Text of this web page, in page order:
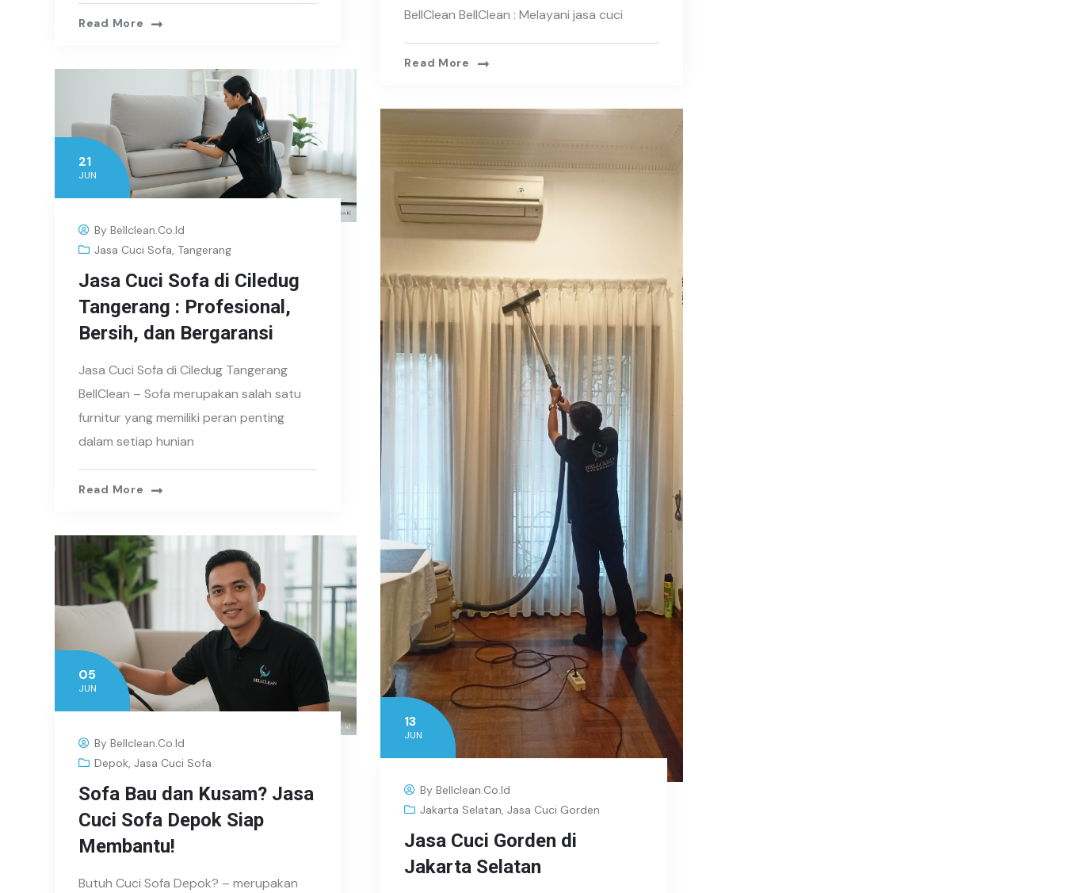
Read More
BellClean BellClean : Melayani jasa cuci
Read More
21
JUN
By Bellclean.co.id
Jasa Cuci Sofa, Tangerang
Jasa Cuci Sofa di Ciledug
Tangerang : Profesional,
Bersih, dan Bergaransi
Jasa Cuci Sofa di Ciledug Tangerang
BellClean – Sofa merupakan salah satu
furnitur yang memiliki peran penting
dalam setiap hunian
Read More
13
JUN
ByBellclean.co.id
Jakarta Selatan,Jasa Cuci Gorden
Jasa Cuci Gorden di
Jakarta Selatan
05
JUN
By Bellclean.co.id
Depok, Jasa Cuci Sofa
Sofa Bau dan Kusam? Jasa
Cuci Sofa Depok Siap
Membantu!
Butuh Cuci Sofa Depok? – merupakan